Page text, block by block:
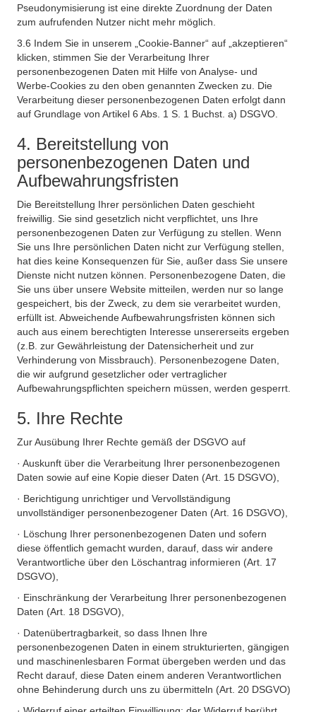
Pseudonymisierung ist eine direkte Zuordnung der Daten
zum aufrufenden Nutzer nicht mehr möglich.
3.6 Indem Sie in unserem „Cookie-Banner“ auf „akzeptieren“
klicken, stimmen Sie der Verarbeitung Ihrer
personenbezogenen Daten mit Hilfe von Analyse- und
Werbe-Cookies zu den oben genannten Zwecken zu. Die
Verarbeitung dieser personenbezogenen Daten erfolgt dann
auf Grundlage von Artikel 6 Abs. 1 S. 1 Buchst. a) DSGVO.
4. Bereitstellung von
personenbezogenen Daten und
Aufbewahrungsfristen
Die Bereitstellung Ihrer persönlichen Daten geschieht
freiwillig. Sie sind gesetzlich nicht verpflichtet, uns Ihre
personenbezogenen Daten zur Verfügung zu stellen. Wenn
Sie uns Ihre persönlichen Daten nicht zur Verfügung stellen,
hat dies keine Konsequenzen für Sie, außer dass Sie unsere
Dienste nicht nutzen können. Personenbezogene Daten, die
Sie uns über unsere Website mitteilen, werden nur so lange
gespeichert, bis der Zweck, zu dem sie verarbeitet wurden,
erfüllt ist. Abweichende Aufbewahrungsfristen können sich
auch aus einem berechtigten Interesse unsererseits ergeben
(z.B. zur Gewährleistung der Datensicherheit und zur
Verhinderung von Missbrauch). Personenbezogene Daten,
die wir aufgrund gesetzlicher oder vertraglicher
Aufbewahrungspflichten speichern müssen, werden gesperrt.
5. Ihre Rechte
Zur Ausübung Ihrer Rechte gemäß der DSGVO auf
· Auskunft über die Verarbeitung Ihrer personenbezogenen
Daten sowie auf eine Kopie dieser Daten (Art. 15 DSGVO),
· Berichtigung unrichtiger und Vervollständigung
unvollständiger personenbezogener Daten (Art. 16 DSGVO),
· Löschung Ihrer personenbezogenen Daten und sofern
diese öffentlich gemacht wurden, darauf, dass wir andere
Verantwortliche über den Löschantrag informieren (Art. 17
DSGVO),
· Einschränkung der Verarbeitung Ihrer personenbezogenen
Daten (Art. 18 DSGVO),
· Datenübertragbarkeit, so dass Ihnen Ihre
personenbezogenen Daten in einem strukturierten, gängigen
und maschinenlesbaren Format übergeben werden und das
Recht darauf, diese Daten einem anderen Verantwortlichen
ohne Behinderung durch uns zu übermitteln (Art. 20 DSGVO)